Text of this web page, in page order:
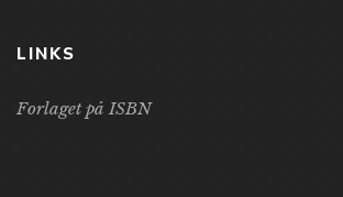
LINKS
Forlaget på ISBN